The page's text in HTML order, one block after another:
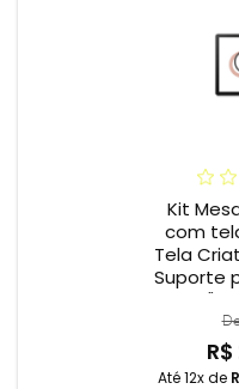
Kit
com
Tela
Suporte
12"
Até 12x de